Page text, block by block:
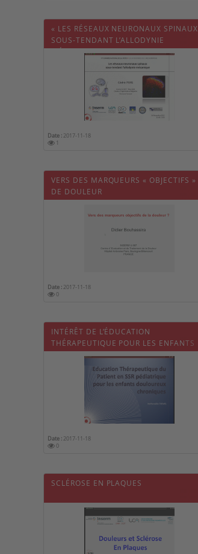
« LES RÉSEAUX NEURONAUX SPINAUX
SOUS-TENDANT L’ALLODYNIE
MÉCANIQUE»
Date : 2017-11-18
1
VERS DES MARQUEURS « OBJECTIFS »
DE DOULEUR
Date : 2017-11-18
0
INTÉRÊT DE L’ÉDUCATION
THÉRAPEUTIQUE POUR LES ENFANTS
DOULOUREUX CHRONIQUES EN SSR
PÉDIATRIQUE
Date : 2017-11-18
0
SCLÉROSE EN PLAQUES